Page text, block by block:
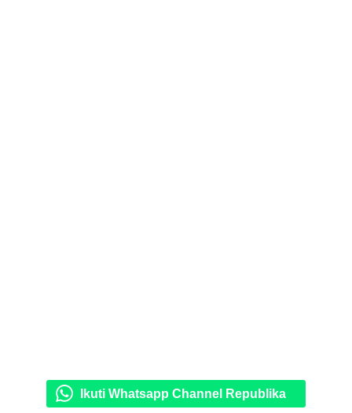
Ikuti Whatsapp Channel Republika